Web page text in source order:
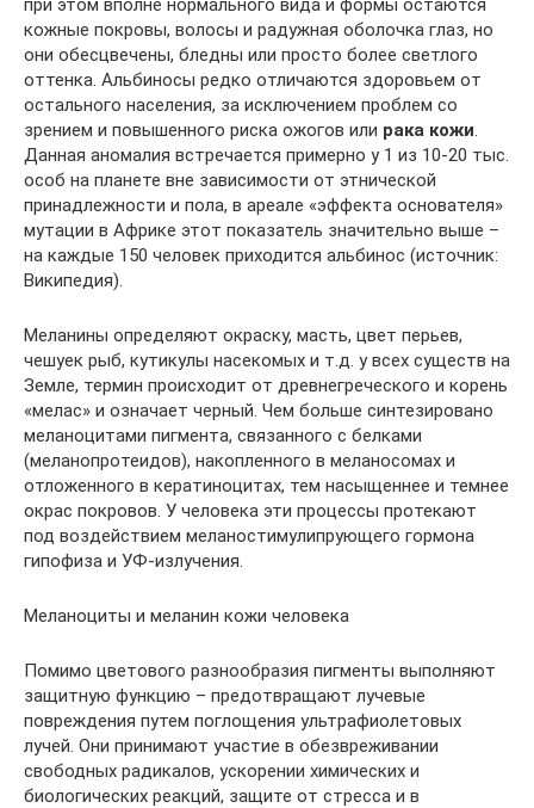
при этом вполне нормального вида и формы остаются
кожные покровы, волосы и радужная оболочка глаз, но
они обесцвечены, бледны или просто более светлого
оттенка. Альбиносы редко отличаются здоровьем от
остального населения, за исключением проблем со
зрением и повышенного риска ожогов или рака кожи.
Данная аномалия встречается примерно у 1 из 10-20 тыс.
особ на планете вне зависимости от этнической
принадлежности и пола, в ареале «эффекта основателя»
мутации в Африке этот показатель значительно выше –
на каждые 150 человек приходится альбинос (источник:
Википедия).
Меланины определяют окраску, масть, цвет перьев,
чешуек рыб, кутикулы насекомых и т.д. у всех существ на
Земле, термин происходит от древнегреческого и корень
«мелас» и означает черный. Чем больше синтезировано
меланоцитами пигмента, связанного с белками
(меланопротеидов), накопленного в меланосомах и
отложенного в кератиноцитах, тем насыщеннее и темнее
окрас покровов. У человека эти процессы протекают
под воздействием меланостимулипрующего гормона
гипофиза и УФ-излучения.
Меланоциты и меланин кожи человека
Помимо цветового разнообразия пигменты выполняют
защитную функцию – предотвращают лучевые
повреждения путем поглощения ультрафиолетовых
лучей. Они принимают участие в обезвреживании
свободных радикалов, ускорении химических и
биологических реакций, защите от стресса и в